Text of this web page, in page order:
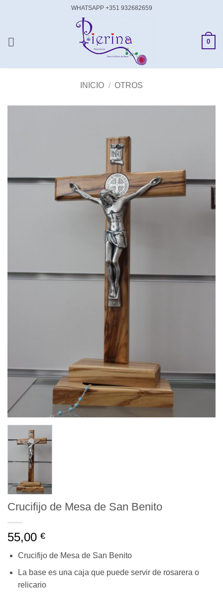
WHATSAPP +351 932682659
0
INICIO / OTROS
Crucifijo de Mesa de San Benito
55,00 €
Crucifijo de Mesa de San Benito
La base es una caja que puede servir de rosarera o
relicario